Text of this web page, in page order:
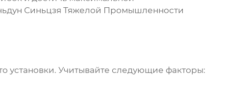
Синьцзя Тяжелой Промышленности
установки. Учитывайте следующие факторы: